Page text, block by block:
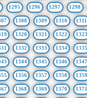
1295 1296 1297 1298
1308 1309 1310 1311
1320 1321 1322 1323
1332 1333 1334 1335
1344 1345 1346 1347
1356 1357 1358 1359
1368 1369 1370 1371